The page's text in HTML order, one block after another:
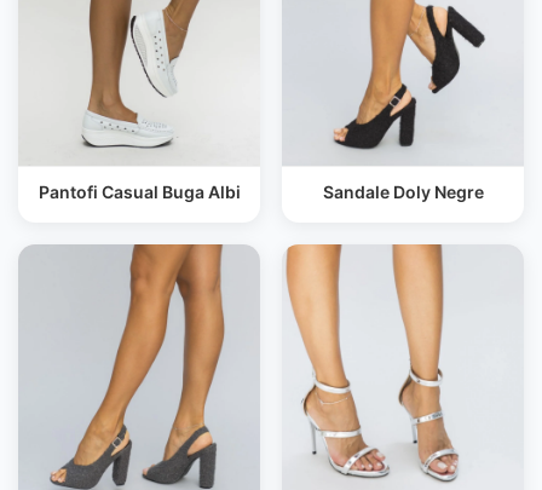
Pantofi Casual Buga Albi Sandale Doly Negre